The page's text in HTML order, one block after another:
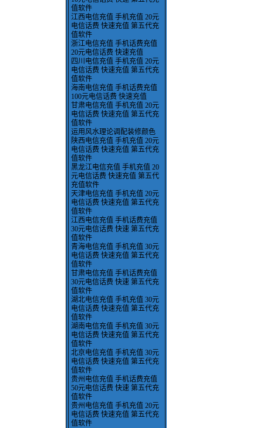
值软件
江西电信充值 手机充值 20元
电信话费 快速充值 第五代充
值软件
浙江电信充值 手机话费充值
20元电信话费 快速充值
四川电信充值 手机充值 20元
电信话费 快速充值 第五代充
值软件
海南电信充值 手机话费充值
100元电信话费 快速充值
甘肃电信充值 手机充值 20元
电信话费 快速充值 第五代充
值软件
运用风水理论调配装修颜色
陕西电信充值 手机充值 20元
电信话费 快速充值 第五代充
值软件
黑龙江电信充值 手机充值 20
元电信话费 快速充值 第五代
充值软件
天津电信充值 手机充值 20元
电信话费 快速充值 第五代充
值软件
江西电信充值 手机话费充值
30元电信话费 快速 第五代充
值软件
青海电信充值 手机充值 30元
电信话费 快速充值 第五代充
值软件
甘肃电信充值 手机话费充值
30元电信话费 快速 第五代充
值软件
湖北电信充值 手机充值 30元
电信话费 快速充值 第五代充
值软件
湖南电信充值 手机充值 30元
电信话费 快速充值 第五代充
值软件
北京电信充值 手机充值 30元
电信话费 快速充值 第五代充
值软件
贵州电信充值 手机话费充值
50元电信话费 快速 第五代充
值软件
贵州电信充值 手机充值 20元
电信话费 快速充值 第五代充
值软件